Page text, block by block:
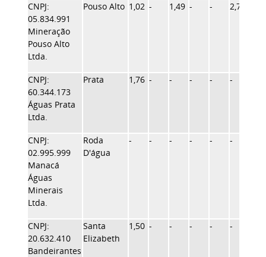
CNPJ:
05.834.991
Mineração
Pouso Alto
Ltda.
Pouso Alto 1,02 - 1,49 - - 2,76
CNPJ:
60.344.173
Águas Prata
Ltda.
Prata 1,76 - - - - -
CNPJ:
02.995.999
Manacá
Águas
Minerais
Ltda.
Roda
D'água
- - - - - -
CNPJ:
20.632.410
Bandeirantes
Santa
Elizabeth
1,50 - - - - -